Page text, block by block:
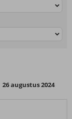
26 augustus 2024